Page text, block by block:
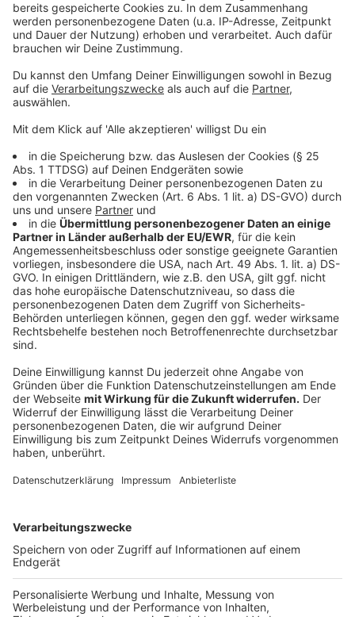
fühlen, dann schreien sie den Wolf einfach an.
Wir gehören nicht zum Beuteschema des Wolfes, alles
was auf zwei Beinen läuft, ist in der Regel vor
Angriffen sicher, solange man ein paar wichtige Regeln
Sie bewegen sich langsam zurück, und zwar
rückwärts. Nur Beute zeigt den "Popo". So lange
man sich rückwärts zurück zieht, weiß der Wolf
auch, dass keine Gefahr von uns ausgeht. Also
wichtig ist es, keine Hektik auszustrahlen! Er
wird dann auch wieder verschwinden!
Anzeige
Das Bergische ist jetzt Wolfsverdachtsgebiet! Wenn
ihr mal einem Wolf begegnen solltet, dann auf jeden
Fall Ruhe bewahren und keine Hektik zeigen!
Anzeige
Anzeige